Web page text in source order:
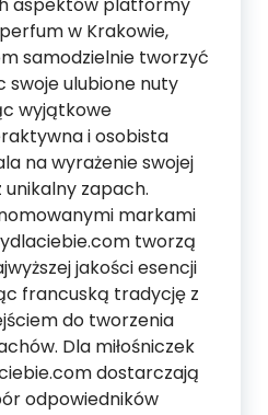
w Krakowie,
samodzielnie tworzyć
swoje ulubione nuty
wyjątkowe
i osobista
na wyrażenie swojej
zapach.
markami
tworzą
jakości esencji
francuską tradycję z
do tworzenia
Dla miłośniczek
dostarczają
odpowiedników